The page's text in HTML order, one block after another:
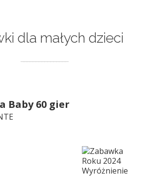
dla małych dzieci
Baby 60 gier